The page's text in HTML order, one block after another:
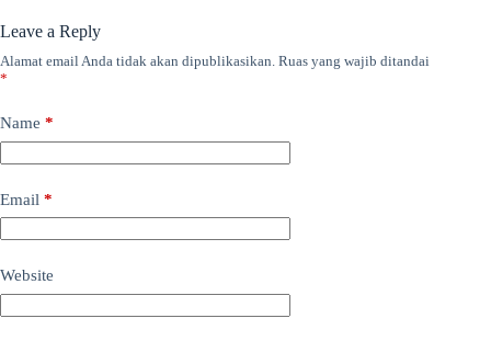
Leave a Reply
Alamat email Anda tidak akan dipublikasikan. Ruas yang wajib ditandai
*
Name *
Email *
Website